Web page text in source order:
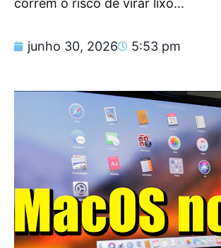
correm o risco de virar lixo...
junho 30, 2026 5:53 pm